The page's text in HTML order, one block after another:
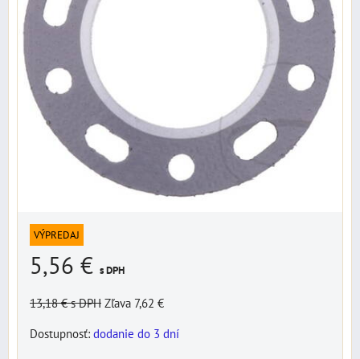
VÝPREDAJ
5,56 € s DPH
13,18 €s DPH Zľava 7,62 €
Dostupnosť: dodanie do 3 dní